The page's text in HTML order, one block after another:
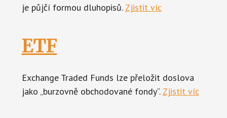
je půjčí formou dluhopisů. Zjistit víc
ETF
Exchange Traded Funds lze přeložit doslova
jako „burzovně obchodované fondy“. Zjistit víc